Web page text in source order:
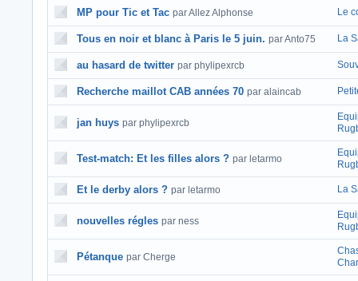
MP pour Tic et Tac par Allez Alphonse Le
Tous en noir et blanc à Paris le 5 juin. par Anto75 La
au hasard de twitter par phylipexrcb
Recherche maillot CAB années 70 par alaincab
jan huys par phylipexrcb
Test-match: Et les filles alors ? par letarmo
Et le derby alors ? par letarmo La
nouvelles régles par ness
Pétanque par Cherge